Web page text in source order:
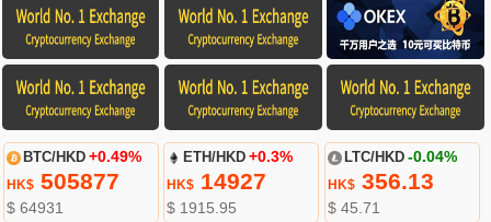
BTC/HKD +0.49%
HK$505877
$ 64931
ETH/HKD +0.3%
HK$ 14927
$ 1915.95
LTC/HKD -0.04%
HK$356.13
$ 45.71